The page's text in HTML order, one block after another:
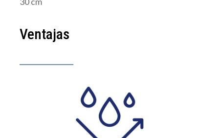
Ventajas